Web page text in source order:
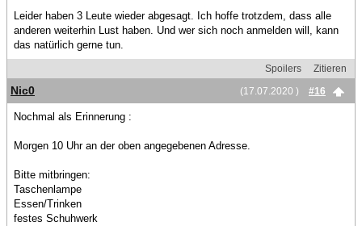
Leider haben 3 Leute wieder abgesagt. Ich hoffe trotzdem, dass alle
anderen weiterhin Lust haben. Und wer sich noch anmelden will, kann
das natürlich gerne tun.
Spoilers
Zitieren
(17.07.2020 )
#16
Nic0
Nochmal als Erinnerung :
Morgen 10 Uhr an der oben angegebenen Adresse.
Bitte mitbringen:
Taschenlampe
Essen/Trinken
festes Schuhwerk